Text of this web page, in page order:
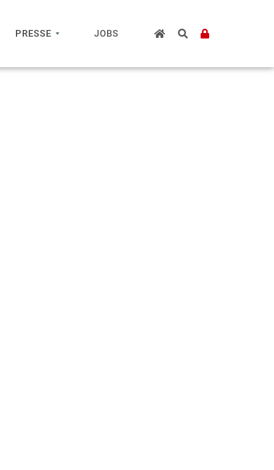
PRESSE JOBS